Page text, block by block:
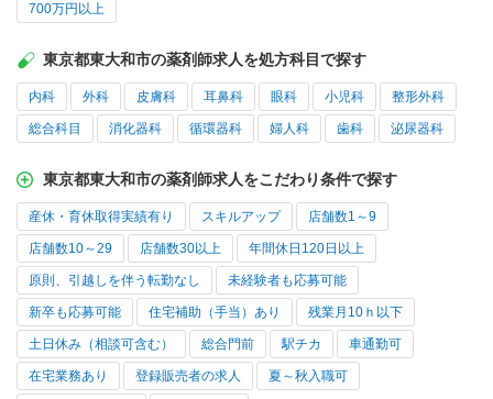
700万円以上
東京都東大和市の薬剤師求人を処方科目で探す
内科 外科 皮膚科 耳鼻科 眼科 小児科 整形外科
総合科目 消化器科 循環器科 婦人科 歯科 泌尿器科
東京都東大和市の薬剤師求人をこだわり条件で探す
産休・育休取得実績有り スキルアップ 店舗数1～9
店舗数10～29 店舗数30以上 年間休日120日以上
原則、引越しを伴う転勤なし 未経験者も応募可能
新卒も応募可能 住宅補助（手当）あり 残業月10ｈ以下
土日休み（相談可含む） 総合門前 駅チカ 車通勤可
在宅業務あり 登録販売者の求人 夏～秋入職可